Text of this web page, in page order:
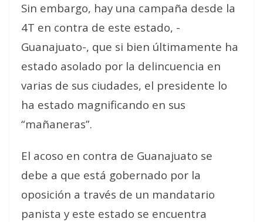
Sin embargo, hay una campaña desde la
4T en contra de este estado, -
Guanajuato-, que si bien últimamente ha
estado asolado por la delincuencia en
varias de sus ciudades, el presidente lo
ha estado magnificando en sus
“mañaneras”.
El acoso en contra de Guanajuato se
debe a que está gobernado por la
oposición a través de un mandatario
panista y este estado se encuentra